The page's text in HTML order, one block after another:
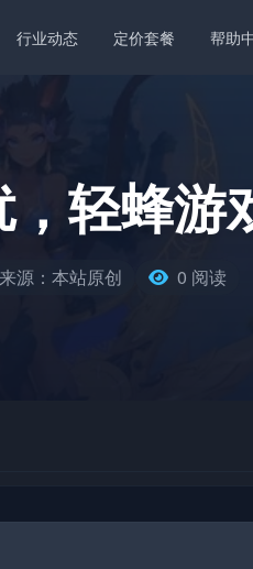
行业动态 定价套餐 帮助
轻蜂游
来源：本站原创 0 阅读